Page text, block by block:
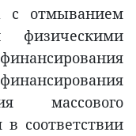
с отмыванием
физическими
массового
соответствии